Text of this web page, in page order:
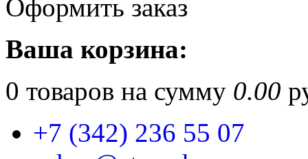
Оформить заказ
Ваша корзина:
0 товаров на сумму 0.00
+7 (342) 236 55 07